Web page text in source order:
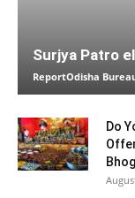
Surjya Patro
ReportOdisha
Do